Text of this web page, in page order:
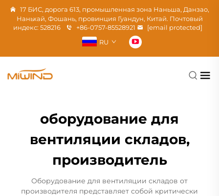
17 БИС, дорога 613, промышленная зона Наньша, Данзао,
Наньхай, Фошань, провинция Гуандун, Китай. Почтовый
индекс: 528216
+86-0757-85528921
[email protected]
RU
оборудование для
вентиляции складов,
производитель
Оборудование для вентиляции складов от
производителя представляет собой критически